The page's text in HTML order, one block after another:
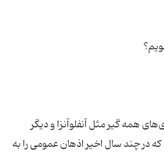
همه گیر مثل آنفلوآنزا و دیگر
در چند سال اخیر اذهان عمومی را به